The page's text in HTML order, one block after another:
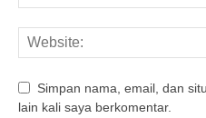
Simpan nama, email, dan
lain kali saya berkomentar.